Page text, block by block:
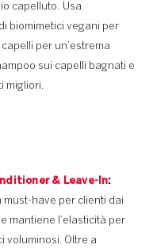
capelluto. Usa
biomimetici vegani per
per un’estrema
sui capelli bagnati e
migliori.
& Leave-In:
must-have per clienti dai
mantiene l’elasticità per
voluminosi. Oltre a